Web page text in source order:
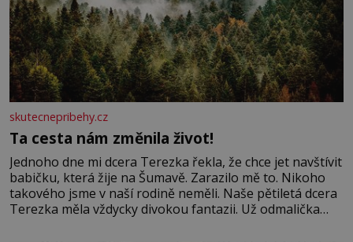
skutecnepribehy.cz
Ta cesta nám změnila život!
Jednoho dne mi dcera Terezka řekla, že chce jet navštívit
babičku, která žije na Šumavě. Zarazilo mě to. Nikoho
takového jsme v naší rodině neměli. Naše pětiletá dcera
Terezka měla vždycky divokou fantazii. Už odmalička